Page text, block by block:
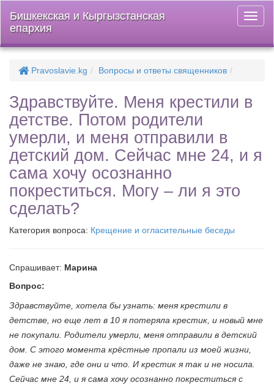
меню
Бишкекская и Кыргызстанская
епархия
Pravoslavie.kg Вопросы и ответы священников
Здравствуйте. Меня крестили в
детстве. Потом родители
умерли, и меня отправили в
детский дом. Сейчас мне 24, и я
сама хочу осознанно
покреститься. Могу – ли я это
сделать?
Категория вопроса: Крещение и огласительные беседы
Спрашивает: Марина
Вопрос:
Здравствуйте, хотела бы узнать: меня крестили в
детстве, но еще лет в 10 я потеряла крестик, и новый мне
не покупали. Родители умерли, меня отправили в детский
дом. С этого момента крёстные пропали из моей жизни,
даже не знаю, где они и что. И крестик я так и не носила.
Сейчас мне 24, и я сама хочу осознанно покреститься с